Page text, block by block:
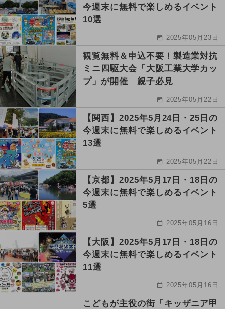
今週末に無料で楽しめるイベント
10選
2025年05月23日
観覧無料＆申込不要！製造業対抗
ミニ四駆大会「大阪工業大学カッ
プ」が開催 親子必見
2025年05月22日
【関西】2025年5月24日・25日の
今週末に無料で楽しめるイベント
13選
2025年05月22日
【京都】2025年5月17日・18日の
今週末に無料で楽しめるイベント
5選
2025年05月16日
【大阪】2025年5月17日・18日の
今週末に無料で楽しめるイベント
11選
2025年05月16日
こどもが主役の街「キッザニア甲